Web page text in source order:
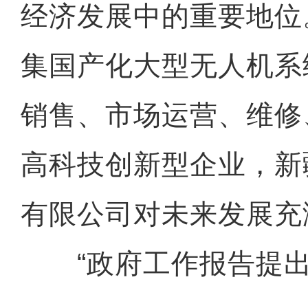
经济发展中的重要地
集国产化大型无人机
销售、市场运营、维
高科技创新型企业，
有限公司对未来发展
“政府工作报告提出